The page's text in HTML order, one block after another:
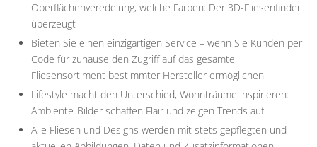
Oberflächenveredelung, welche Farben: Der 3D-Fliesenfinder
überzeugt
Bieten Sie einen einzigartigen Service – wenn Sie Kunden per
Code für zuhause den Zugriff auf das gesamte
Fliesensortiment bestimmter Hersteller ermöglichen
Lifestyle macht den Unterschied, Wohnträume inspirieren:
Ambiente-Bilder schaffen Flair und zeigen Trends auf
Alle Fliesen und Designs werden mit stets gepflegten und